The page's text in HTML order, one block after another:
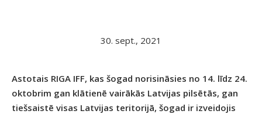
30. sept., 2021
Astotais RIGA IFF, kas šogad norisināsies no 14. līdz 24.
oktobrim gan klātienē vairākās Latvijas pilsētās, gan
tiešsaistē visas Latvijas teritorijā, šogad ir izveidojis